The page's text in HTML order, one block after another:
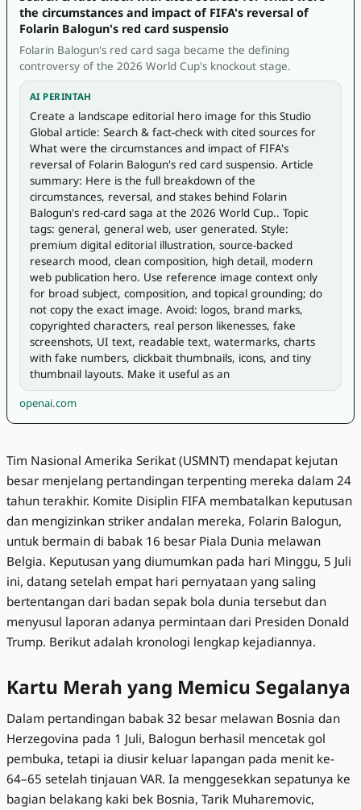
the circumstances and impact of FIFA's reversal of
Folarin Balogun's red card suspensio
Folarin Balogun's red card saga became the defining
controversy of the 2026 World Cup's knockout stage.
AI PERINTAH
Create a landscape editorial hero image for this Studio
Global article: Search & fact-check with cited sources for
What were the circumstances and impact of FIFA's
reversal of Folarin Balogun's red card suspensio. Article
summary: Here is the full breakdown of the
circumstances, reversal, and stakes behind Folarin
Balogun's red-card saga at the 2026 World Cup.. Topic
tags: general, general web, user generated. Style:
premium digital editorial illustration, source-backed
research mood, clean composition, high detail, modern
web publication hero. Use reference image context only
for broad subject, composition, and topical grounding; do
not copy the exact image. Avoid: logos, brand marks,
copyrighted characters, real person likenesses, fake
screenshots, UI text, readable text, watermarks, charts
with fake numbers, clickbait thumbnails, icons, and tiny
thumbnail layouts. Make it useful as an
openai.com
Tim Nasional Amerika Serikat (USMNT) mendapat kejutan
besar menjelang pertandingan terpenting mereka dalam 24
tahun terakhir. Komite Disiplin FIFA membatalkan keputusan
dan mengizinkan striker andalan mereka, Folarin Balogun,
untuk bermain di babak 16 besar Piala Dunia melawan
Belgia. Keputusan yang diumumkan pada hari Minggu, 5 Juli
ini, datang setelah empat hari pernyataan yang saling
bertentangan dari badan sepak bola dunia tersebut dan
menyusul laporan adanya permintaan dari Presiden Donald
Trump. Berikut adalah kronologi lengkap kejadiannya.
Kartu Merah yang Memicu Segalanya
Dalam pertandingan babak 32 besar melawan Bosnia dan
Herzegovina pada 1 Juli, Balogun berhasil mencetak gol
pembuka, tetapi ia diusir keluar lapangan pada menit ke-
64–65 setelah tinjauan VAR. Ia menggesekkan sepatunya ke
bagian belakang kaki bek Bosnia, Tarik Muharemovic,